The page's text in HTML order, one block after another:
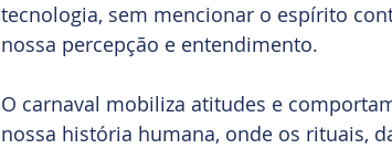
tecnologia, sem mencionar o espírito
nossa percepção e entendimento.
O carnaval mobiliza atitudes e
nossa história humana, onde os rituais,